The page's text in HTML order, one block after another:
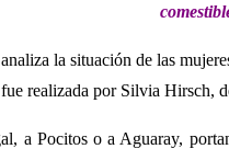
la situación de las
realizada por Silvia Hirsch,
a Pocitos o a Aguaray,